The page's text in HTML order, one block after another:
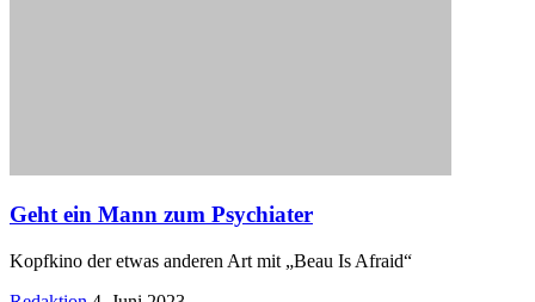
Geht ein Mann zum Psychiater
Kopfkino der etwas anderen Art mit „Beau Is Afraid“